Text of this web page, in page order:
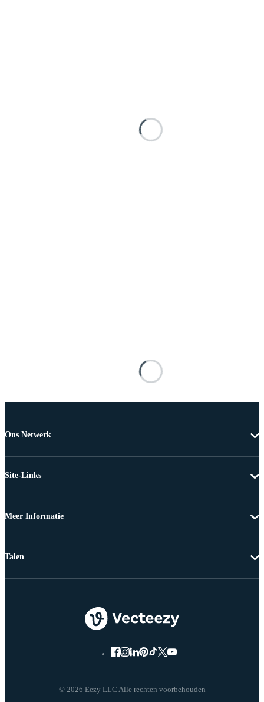
Ons Netwerk
Site-Links
Meer Informatie
© 2026 Eezy LLC Alle rechten voorbehouden
Talen